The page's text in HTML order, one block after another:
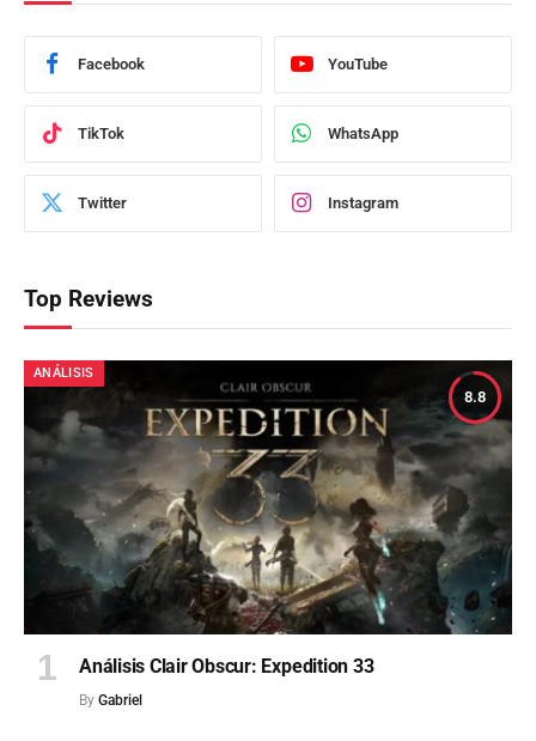
Facebook YouTube
TikTok WhatsApp
Twitter Instagram
Top Reviews
8.8
ANÁLISIS
Análisis Clair Obscur: Expedition 33
By Gabriel